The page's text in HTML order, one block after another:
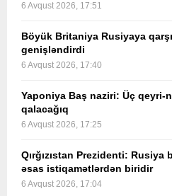
6 Avqust 2026, 17:51
Böyük Britaniya Rusiyaya
genişləndirdi
6 Avqust 2026, 17:40
Yaponiya Baş naziri: Üç qeyri-
qalacağıq
6 Avqust 2026, 17:25
Qırğızıstan Prezidenti: Rusiya
əsas istiqamətlərdən biridir
6 Avqust 2026, 17:04